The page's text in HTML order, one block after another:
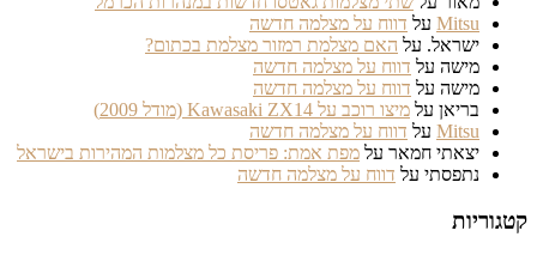
Mitsu על דווח על מצלמה חדשה
ישראל. על האם מצלמת רמזור מצלמת בכתום?
מישה על דווח על מצלמה חדשה
מישה על דווח על מצלמה חדשה
בריאן על מיצו רוכב על Kawasaki ZX14 (מודל 2009)
Mitsu על דווח על מצלמה חדשה
יצאתי חמאר על מפת אמת: פריסת כל מצלמות המהירות בישראל
נתפסתי על דווח על מצלמה חדשה
קטגוריות